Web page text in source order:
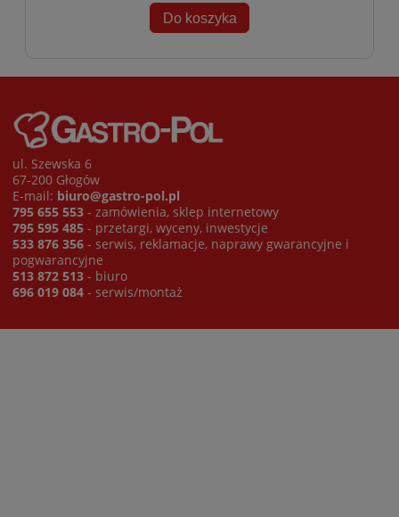
Do koszyka
ul. Szewska 6
67-200 Głogów
E-mail: biuro@gastro-pol.pl
795 655 553 - zamówienia, sklep internetowy
795 595 485 - przetargi, wyceny, inwestycje
533 876 356 - serwis, reklamacje, naprawy gwarancyjne i
pogwarancyjne
513 872 513 - biuro
696 019 084 - serwis/montaż